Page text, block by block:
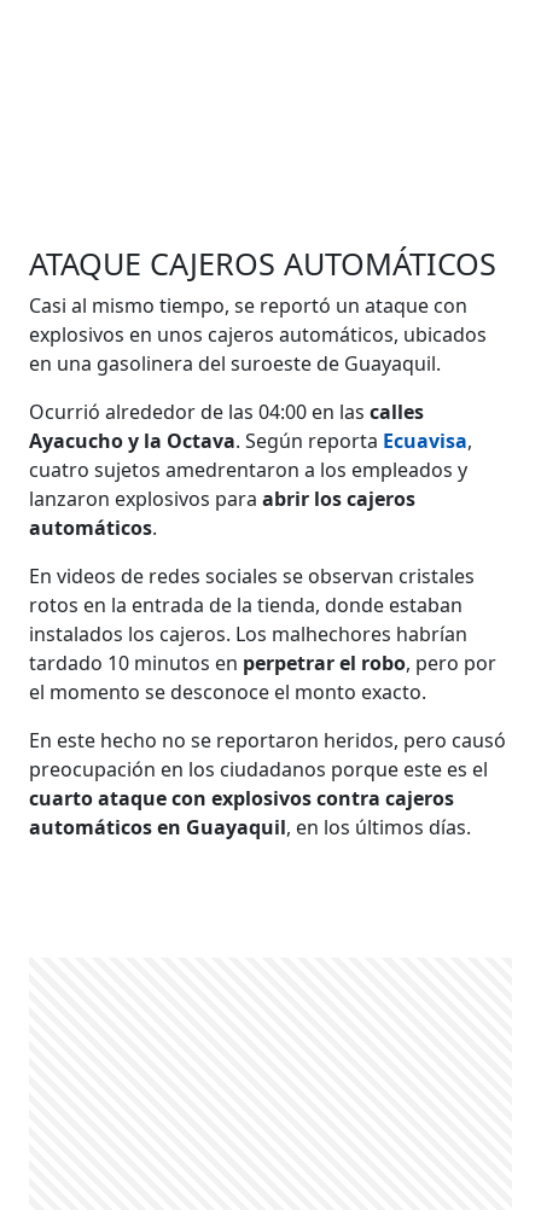
ATAQUE CAJEROS AUTOMÁTICOS
Casi al mismo tiempo, se reportó un ataque con
explosivos en unos cajeros automáticos, ubicados
en una gasolinera del suroeste de Guayaquil.
Ocurrió alrededor de las 04:00 en lascalles
Ayacucho y la Octava. Según reporta Ecuavisa,
cuatro sujetos amedrentaron a los empleados y
lanzaron explosivos para abrir los cajeros
automáticos.
En videos de redes sociales se observan cristales
rotos en la entrada de la tienda, donde estaban
instalados los cajeros. Los malhechores habrían
tardado 10 minutos en perpetrar el robo, pero por
el momento se desconoce el monto exacto.
En este hecho no se reportaron heridos, pero causó
preocupación en los ciudadanos porque este es el
cuarto ataque con explosivos contra cajeros
automáticos en Guayaquil, en los últimos días.